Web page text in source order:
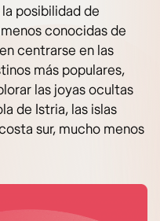
posibilidad de
conocidas de
centrarse en las
más populares,
las joyas ocultas
de Istria, las islas
sur, mucho menos